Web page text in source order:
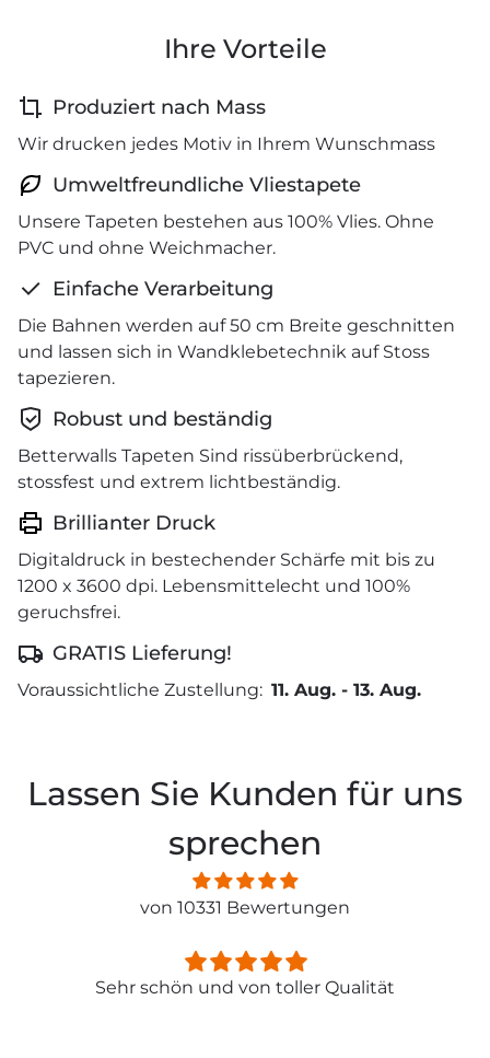
Ihre Vorteile
Produziert nach Mass
Wir drucken jedes Motiv in Ihrem Wunschmass
Umweltfreundliche Vliestapete
Unsere Tapeten bestehen aus 100% Vlies. Ohne
PVC und ohne Weichmacher.
Einfache Verarbeitung
Die Bahnen werden auf 50 cm Breite geschnitten
und lassen sich in Wandklebetechnik auf Stoss
tapezieren.
Robust und beständig
Betterwalls Tapeten Sind rissüberbrückend,
stossfest und extrem lichtbeständig.
Brillianter Druck
Digitaldruck in bestechender Schärfe mit bis zu
1200 x 3600 dpi. Lebensmittelecht und 100%
geruchsfrei.
GRATIS Lieferung!
Voraussichtliche Zustellung: 11. Aug. - 13. Aug.
Lassen Sie Kunden für uns
sprechen
von 10331 Bewertungen
Sehr schön und von toller Qualität